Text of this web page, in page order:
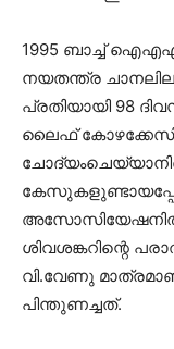
1995 ബാച്ച്
നയതന്ത്ര
പ്രതിയായി 98
ലൈഫ്
അസോസിയേഷനിൽ
ശിവശങ്കറിന്റെ
വി.വേണു
പിന്തുണച്ചത്.